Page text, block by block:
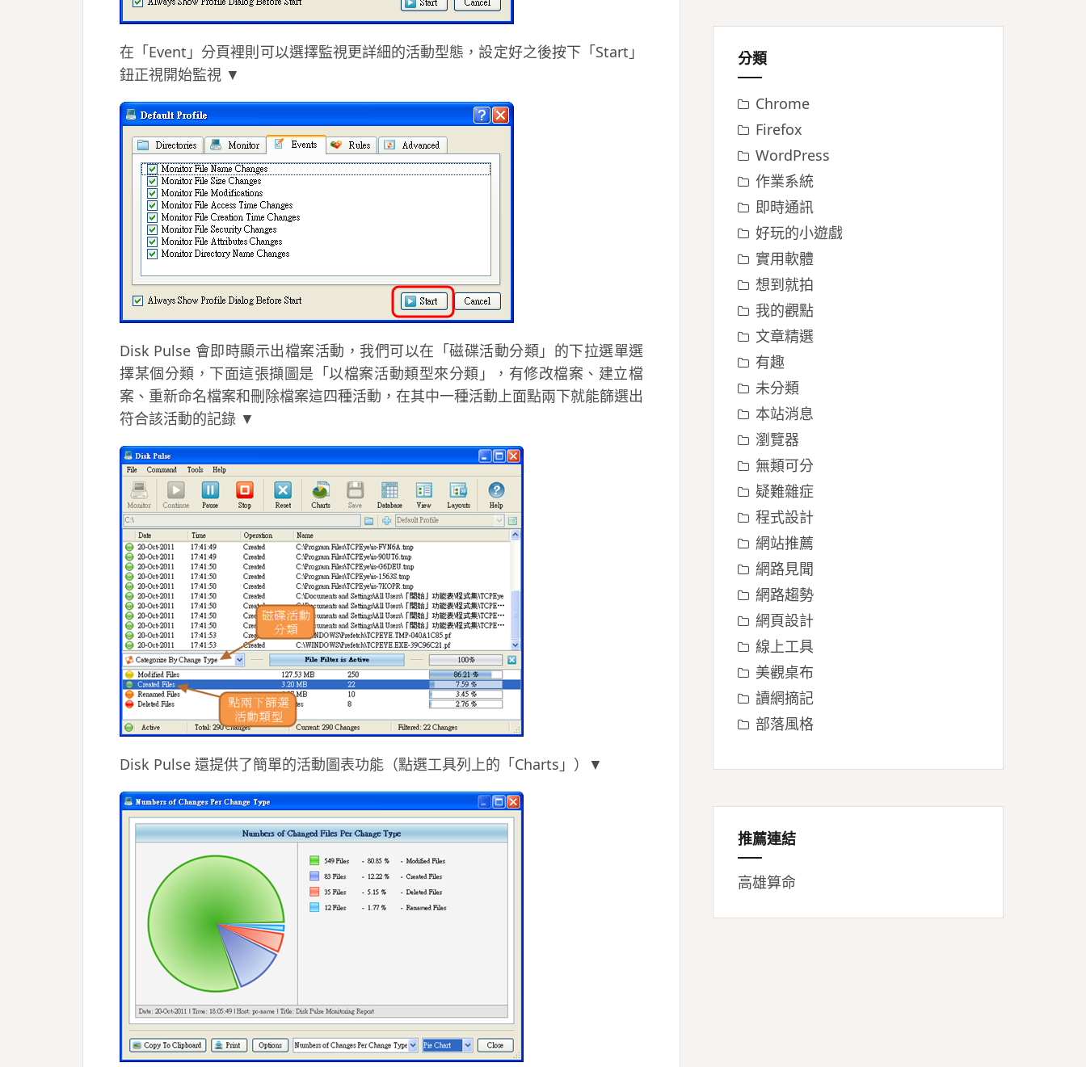
在「Event」分頁裡則可以選擇監視更詳細的活動型態，設定好之後按下「Start」
鈕正視開始監視 ▼
Disk Pulse 會即時顯示出檔案活動，我們可以在「磁碟活動分類」的下拉選單選
擇某個分類，下面這張擷圖是「以檔案活動類型來分類」，有修改檔案、建立檔
案、重新命名檔案和刪除檔案這四種活動，在其中一種活動上面點兩下就能篩選出
符合該活動的記錄 ▼
Disk Pulse 還提供了簡單的活動圖表功能（點選工具列上的「Charts」）▼
分類
Chrome
Firefox
WordPress
作業系統
即時通訊
好玩的小遊戲
實用軟體
想到就拍
我的觀點
文章精選
有趣
未分類
本站消息
瀏覽器
無類可分
疑難雜症
程式設計
網站推薦
網路見聞
網路趨勢
網頁設計
線上工具
美觀桌布
讀網摘記
部落風格
推薦連結
高雄算命